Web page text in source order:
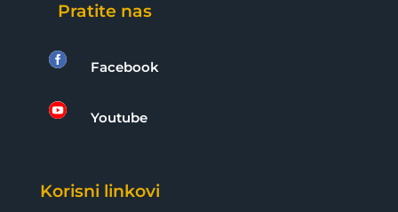
Pratite nas
 Facebook
 Youtube
Korisni linkovi